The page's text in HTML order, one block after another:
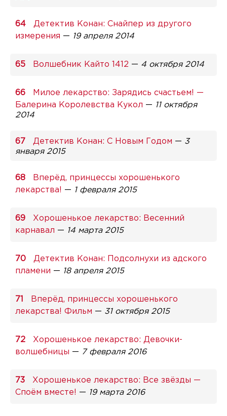
Детектив Конан: Снайпер из другого
измерения — 19 апреля 2014
Волшебник Кайто 1412 — 4 октября 2014
Милое лекарство: Зарядись счастьем! —
Балерина Королевства Кукол — 11 октября
2014
Детектив Конан: С Новым Годом — 3
января 2015
Вперёд, принцессы хорошенького
лекарства! — 1 февраля 2015
Хорошенькое лекарство: Весенний
карнавал — 14 марта 2015
Детектив Конан: Подсолнухи из адского
пламени — 18 апреля 2015
Вперёд, принцессы хорошенького
лекарства! Фильм — 31 октября 2015
Хорошенькое лекарство: Девочки-
волшебницы — 7 февраля 2016
Хорошенькое лекарство: Все звёзды —
Споём вместе! — 19 марта 2016